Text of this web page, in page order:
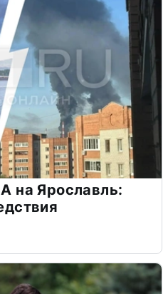
на Ярославль: